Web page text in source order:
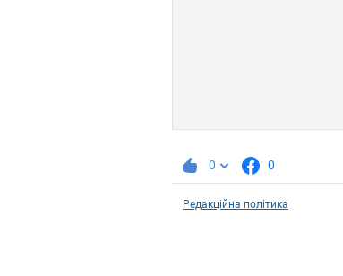
0 0
Редакційна політика